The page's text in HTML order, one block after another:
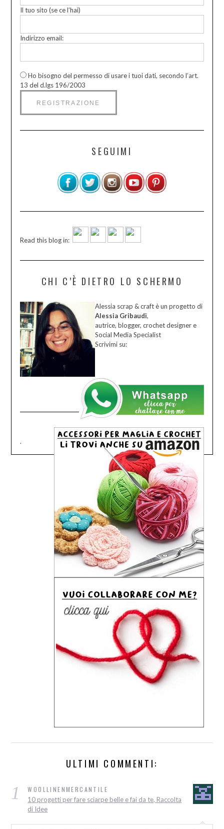
Il tuo sito (se ce l’hai)
Indirizzo email:
Ho bisogno del permesso di usare i tuoi dati, secondo l’art.
13 del d.lgs 196/2003
SEGUIMI
Read this blog in:
CHI C’È DIETRO LO SCHERMO
Alessia scrap & craft è un progetto di
Alessia Gribaudi,
autrice, blogger, crochet designer e
Social Media Specialist
Scrivimi su:
.
ULTIMI COMMENTI:
1 WOOLLINENMERCANTILE
10 progetti per fare sciarpe belle e fai da te, Raccolta
di Idee